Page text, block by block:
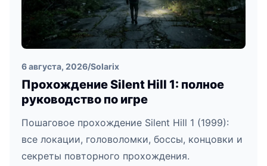
6 августа, 2026/Solarix
Прохождение Silent Hill 1: полное
руководство по игре
Пошаговое прохождение Silent Hill 1 (1999):
все локации, головоломки, боссы, концовки и
секреты повторного прохождения.